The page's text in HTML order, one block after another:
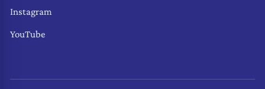
Instagram
YouTube